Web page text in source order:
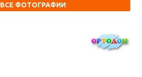
ВСЕ ФОТОГРАФИИ